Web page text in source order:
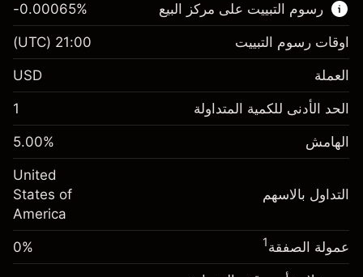
اعرف المزيد عن:
عقود الفروقات
الهامش. استثمارك $1,000.00
-0.021568
%
(-$4.31)
المال من الرافعة المالية ~
الذهاب إلى المنصة
رسوم التبييت على مركز البيع
الهامش. استثمارك $1,000.00
-0.000654
%
(-$0.13)
المال من الرافعة المالية ~$19,000.00
-0.00065%
اوقات رسوم التبييت 21:00
(UTC)
العملة USD
الحد الأدنى للكمية المتداولة 1
الهامش 5.00%
التداول بالاسهم
United
States of
America
عمولة الصفقة1
0%